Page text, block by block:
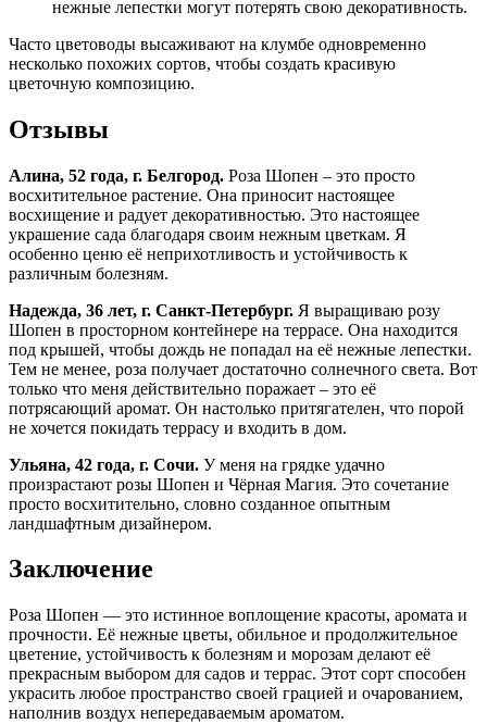
нежные лепестки могут потерять свою декоративность.
Часто цветоводы высаживают на клумбе одновременно
несколько похожих сортов, чтобы создать красивую
цветочную композицию.
Отзывы
Алина, 52 года, г. Белгород. Роза Шопен – это просто
восхитительное растение. Она приносит настоящее
восхищение и радует декоративностью. Это настоящее
украшение сада благодаря своим нежным цветкам. Я
особенно ценю её неприхотливость и устойчивость к
различным болезням.
Надежда, 36 лет, г. Санкт-Петербург. Я выращиваю розу
Шопен в просторном контейнере на террасе. Она находится
под крышей, чтобы дождь не попадал на её нежные лепестки.
Тем не менее, роза получает достаточно солнечного света. Вот
только что меня действительно поражает – это её
потрясающий аромат. Он настолько притягателен, что порой
не хочется покидать террасу и входить в дом.
Ульяна, 42 года, г. Сочи. У меня на грядке удачно
произрастают розы Шопен и Чёрная Магия. Это сочетание
просто восхитительно, словно созданное опытным
ландшафтным дизайнером.
Заключение
Роза Шопен — это истинное воплощение красоты, аромата и
прочности. Её нежные цветы, обильное и продолжительное
цветение, устойчивость к болезням и морозам делают её
прекрасным выбором для садов и террас. Этот сорт способен
украсить любое пространство своей грацией и очарованием,
наполнив воздух непередаваемым ароматом.